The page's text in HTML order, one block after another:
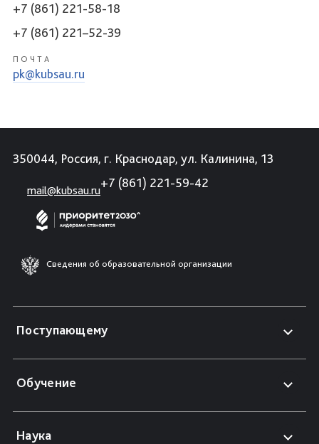
+7 (861) 221-58-18
+7 (861) 221–52-39
ПОЧТА
pk@kubsau.ru
350044, Россия, г. Краснодар, ул. Калинина, 13
mail@kubsau.ru
+7 (861) 221-59-42
Сведения об образовательной организации
Поступающему
Обучение
Наука